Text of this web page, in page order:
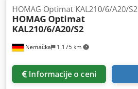
Nemačka 1.175 km
HOMAG Optimat KAL210/6/A20/S2
HOMAG Optimat
KAL210/6/A20/S2
Informacije o ceni